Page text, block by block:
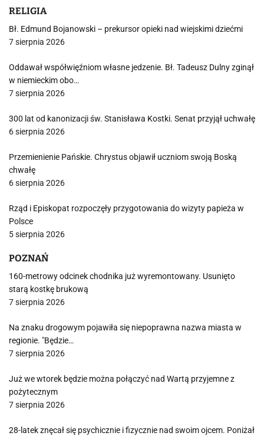
RELIGIA
Bł. Edmund Bojanowski – prekursor opieki nad wiejskimi dziećmi
7 sierpnia 2026
Oddawał współwięźniom własne jedzenie. Bł. Tadeusz Dulny zginął
w niemieckim obo…
7 sierpnia 2026
300 lat od kanonizacji św. Stanisława Kostki. Senat przyjął uchwałę
6 sierpnia 2026
Przemienienie Pańskie. Chrystus objawił uczniom swoją Boską
chwałę
6 sierpnia 2026
Rząd i Episkopat rozpoczęły przygotowania do wizyty papieża w
Polsce
5 sierpnia 2026
POZNAŃ
160-metrowy odcinek chodnika już wyremontowany. Usunięto
starą kostkę brukową
7 sierpnia 2026
Na znaku drogowym pojawiła się niepoprawna nazwa miasta w
regionie. "Będzie…
7 sierpnia 2026
Już we wtorek będzie można połączyć nad Wartą przyjemne z
pożytecznym
7 sierpnia 2026
28-latek znęcał się psychicznie i fizycznie nad swoim ojcem. Poniżał